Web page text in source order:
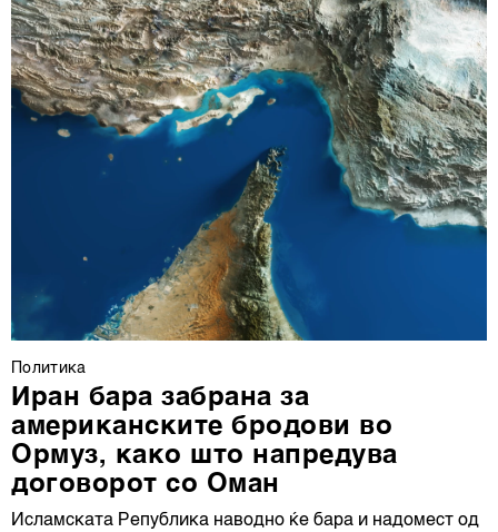
Политика
Иран бара забрана за
американските бродови во
Ормуз, како што напредува
договорот со Оман
Исламската Република наводно ќе бара и надомест од